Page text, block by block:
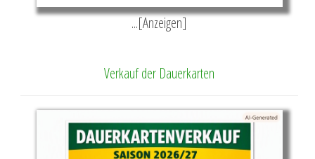
...[Anzeigen]
Verkauf der Dauerkarten